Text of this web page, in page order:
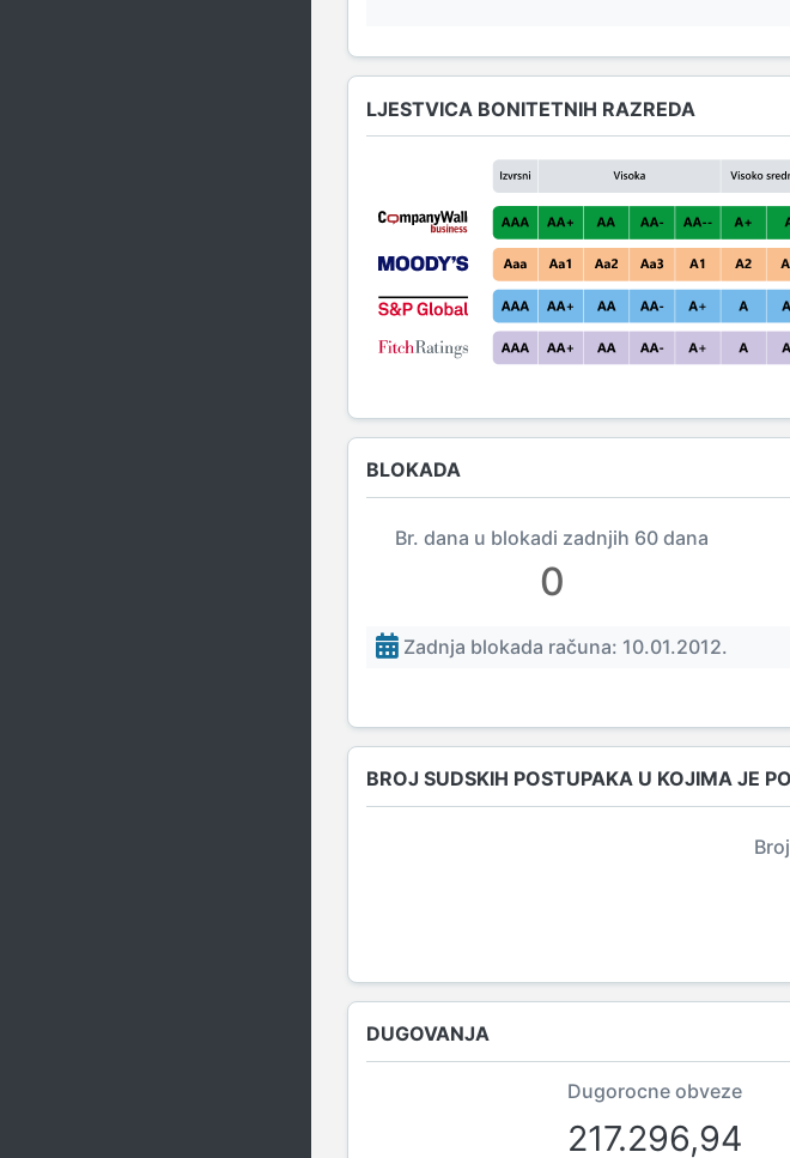
LJESTVICA BONITETNIH RAZREDA
BLOKADA
Br. dana u blokadi zadnjih 60 dana
0
Zadnja blokada računa: 10.01.2012.
BROJ SUDSKIH POSTUPAKA U KOJIMA JE
DUGOVANJA
Dugorocne obveze
217.296,94